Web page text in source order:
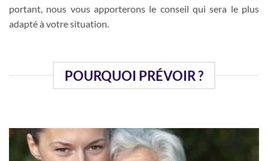
portant, nous vous apporterons le conseil qui sera le plus
adapté à votre situation.
POURQUOI PRÉVOIR ?